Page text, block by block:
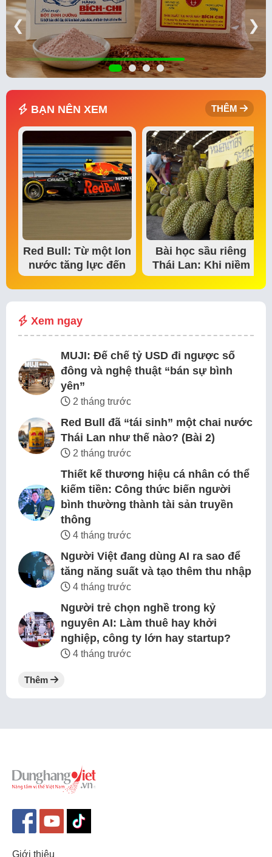
❮ ❯
BẠN NÊN XEM THÊM
Red Bull: Từ một lon
nước tăng lực đến
đế chế thể…
Bài học sầu riêng
Thái Lan: Khi niềm
tin thị trường bắt…
Xem ngay
MUJI: Đế chế tỷ USD đi ngược số
đông và nghệ thuật “bán sự bình
yên”
2 tháng trước
Red Bull đã “tái sinh” một chai nước
Thái Lan như thế nào? (Bài 2)
2 tháng trước
Thiết kế thương hiệu cá nhân có thể
kiếm tiền: Công thức biến người
bình thường thành tài sản truyền
thông
4 tháng trước
Người Việt đang dùng AI ra sao để
tăng năng suất và tạo thêm thu nhập
4 tháng trước
Người trẻ chọn nghề trong kỷ
nguyên AI: Làm thuê hay khởi
nghiệp, công ty lớn hay startup?
4 tháng trước
Thêm
Giới thiệu